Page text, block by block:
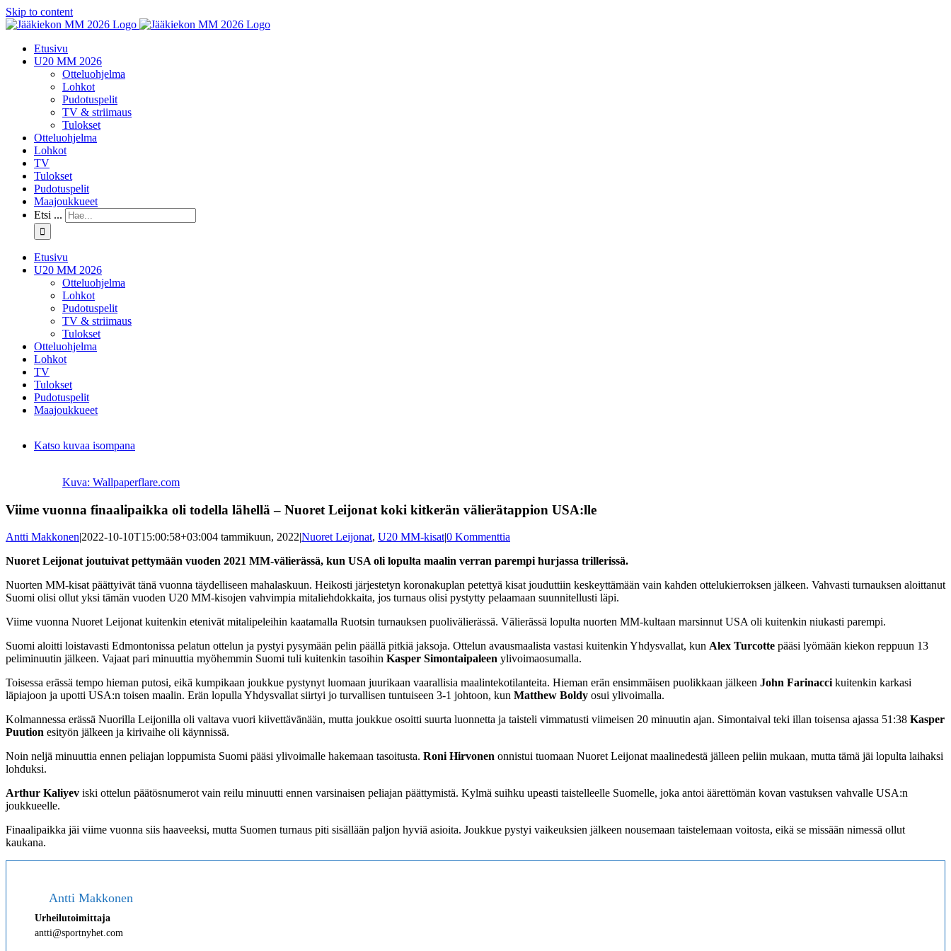
Skip to content
Etusivu
U20 MM 2026
Otteluohjelma
Lohkot
Pudotuspelit
TV & striimaus
Tulokset
Otteluohjelma
Lohkot
TV
Tulokset
Pudotuspelit
Maajoukkueet
Etsi ...
Etusivu
U20 MM 2026
Otteluohjelma
Lohkot
Pudotuspelit
TV & striimaus
Tulokset
Otteluohjelma
Lohkot
TV
Tulokset
Pudotuspelit
Maajoukkueet
Katso kuvaa isompana
Kuva: Wallpaperflare.com
Viime vuonna finaalipaikka oli todella lähellä – Nuoret Leijonat koki kitkerän välierätappion USA:lle
Antti Makkonen|2022-10-10T15:00:58+03:004 tammikuun, 2022|Nuoret Leijonat, U20 MM-kisat|0 Kommenttia
Nuoret Leijonat joutuivat pettymään vuoden 2021 MM-välierässä, kun USA oli lopulta maalin verran parempi hurjassa trillerissä.
Nuorten MM-kisat päättyivät tänä vuonna täydelliseen mahalaskuun. Heikosti järjestetyn koronakuplan petettyä kisat jouduttiin keskeyttämään vain kahden ottelukierroksen jälkeen. Vahvasti turnauksen aloittanut
Suomi olisi ollut yksi tämän vuoden U20 MM-kisojen vahvimpia mitaliehdokkaita, jos turnaus olisi pystytty pelaamaan suunnitellusti läpi.
Viime vuonna Nuoret Leijonat kuitenkin etenivät mitalipeleihin kaatamalla Ruotsin turnauksen puolivälierässä. Välierässä lopulta nuorten MM-kultaan marsinnut USA oli kuitenkin niukasti parempi.
Suomi aloitti loistavasti Edmontonissa pelatun ottelun ja pystyi pysymään pelin päällä pitkiä jaksoja. Ottelun avausmaalista vastasi kuitenkin Yhdysvallat, kun Alex Turcotte pääsi lyömään kiekon reppuun 13
peliminuutin jälkeen. Vajaat pari minuuttia myöhemmin Suomi tuli kuitenkin tasoihin Kasper Simontaipaleen ylivoimaosumalla.
Toisessa erässä tempo hieman putosi, eikä kumpikaan joukkue pystynyt luomaan juurikaan vaarallisia maalintekotilanteita. Hieman erän ensimmäisen puolikkaan jälkeen John Farinaccikuitenkin karkasi
läpiajoon ja upotti USA:n toisen maalin. Erän lopulla Yhdysvallat siirtyi jo turvallisen tuntuiseen 3-1 johtoon, kun Matthew Boldy osui ylivoimalla.
Kolmannessa erässä Nuorilla Leijonilla oli valtava vuori kiivettävänään, mutta joukkue osoitti suurta luonnetta ja taisteli vimmatusti viimeisen 20 minuutin ajan. Simontaival teki illan toisensa ajassa 51:38 Kasper
Puution esityön jälkeen ja kirivaihe oli käynnissä.
Noin neljä minuuttia ennen peliajan loppumista Suomi pääsi ylivoimalle hakemaan tasoitusta. Roni Hirvonen onnistui tuomaan Nuoret Leijonat maalinedestä jälleen peliin mukaan, mutta tämä jäi lopulta laihaksi
lohduksi.
Arthur Kaliyev iski ottelun päätösnumerot vain reilu minuutti ennen varsinaisen peliajan päättymistä. Kylmä suihku upeasti taistelleelle Suomelle, joka antoi äärettömän kovan vastuksen vahvalle USA:n
joukkueelle.
Finaalipaikka jäi viime vuonna siis haaveeksi, mutta Suomen turnaus piti sisällään paljon hyviä asioita. Joukkue pystyi vaikeuksien jälkeen nousemaan taistelemaan voitosta, eikä se missään nimessä ollut
kaukana.
Antti Makkonen
Urheilutoimittaja
antti@sportnyhet.com